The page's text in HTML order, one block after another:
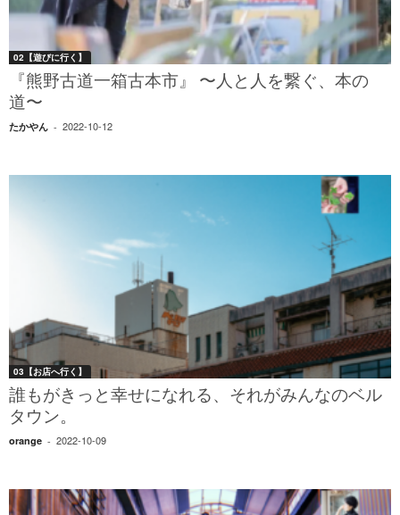
02【遊びに行く】
『熊野古道一箱古本市』 〜人と人を繋ぐ、本の
道〜
たかやん - 2022-10-12
03【お店へ行く】
誰もがきっと幸せになれる、それがみんなのベル
タウン。
orange - 2022-10-09